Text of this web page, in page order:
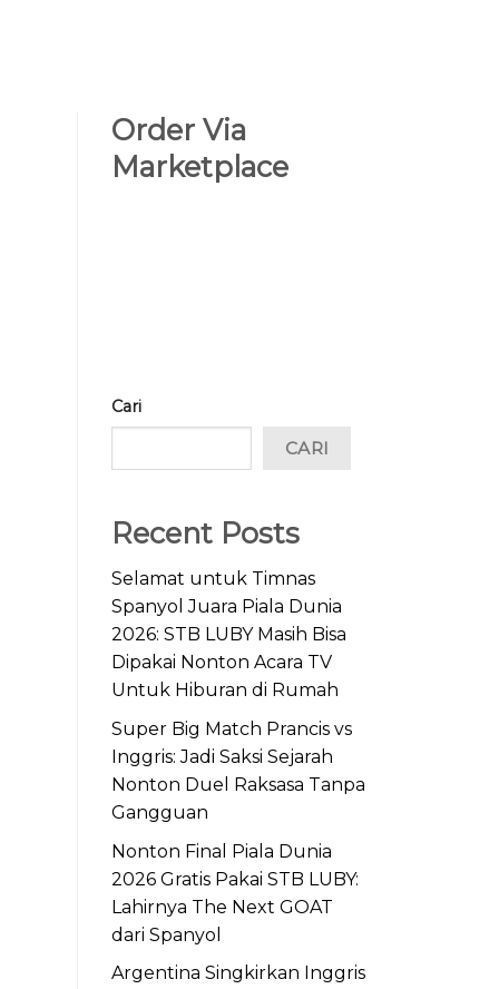
Order Via
Marketplace
Cari
CARI
Recent Posts
Selamat untuk Timnas
Spanyol Juara Piala Dunia
2026: STB LUBY Masih Bisa
Dipakai Nonton Acara TV
Untuk Hiburan di Rumah
Super Big Match Prancis vs
Inggris: Jadi Saksi Sejarah
Nonton Duel Raksasa Tanpa
Gangguan
Nonton Final Piala Dunia
2026 Gratis Pakai STB LUBY:
Lahirnya The Next GOAT
dari Spanyol
Argentina Singkirkan Inggris